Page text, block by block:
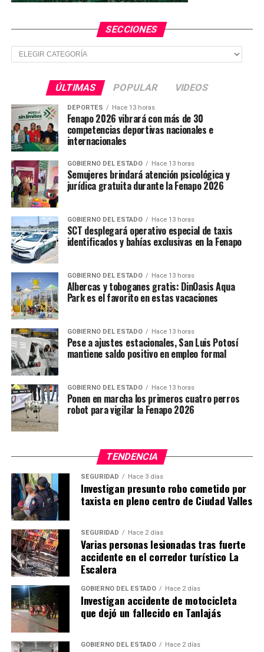
SECCIONES
Secciones
ÚLTIMAS POPULAR VIDEOS
DEPORTES Hace 13 horas
Fenapo 2026 vibrará con más de 30
competencias deportivas nacionales e
internacionales
GOBIERNO DEL ESTADO Hace 13 horas
Semujeres brindará atención psicológica y
jurídica gratuita durante la Fenapo 2026
GOBIERNO DEL ESTADO Hace 13 horas
SCT desplegará operativo especial de taxis
identificados y bahías exclusivas en la Fenapo
GOBIERNO DEL ESTADO Hace 13 horas
Albercas y toboganes gratis: DinOasis Aqua
Park es el favorito en estas vacaciones
GOBIERNO DEL ESTADO Hace 13 horas
Pese a ajustes estacionales, San Luis Potosí
mantiene saldo positivo en empleo formal
GOBIERNO DEL ESTADO Hace 13 horas
Ponen en marcha los primeros cuatro perros
robot para vigilar la Fenapo 2026
TENDENCIA
SEGURIDAD Hace 3 días
Investigan presunto robo cometido por
taxista en pleno centro de Ciudad Valles
SEGURIDAD Hace 2 días
Varias personas lesionadas tras fuerte
accidente en el corredor turístico La
Escalera
GOBIERNO DEL ESTADO Hace 2 días
Investigan accidente de motocicleta
que dejó un fallecido en Tanlajás
GOBIERNO DEL ESTADO Hace 2 días